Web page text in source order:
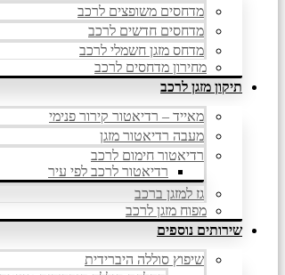
מדחסים משופצים לרכב
מדחסים חדשים לרכב
מדחס מזגן חשמלי לרכב
מחירון מדחסים לרכב
תיקון מזגן לרכב
מאייד – רדיאטור קירור פנימי
מעבה רדיאטור מזגן
רדיאטור חימום לרכב
רדיאטור לרכב לפי עיר
גז למזגן ברכב
מפוח מזגן לרכב
שירותים נוספים
שיפוץ סוללה היברידית